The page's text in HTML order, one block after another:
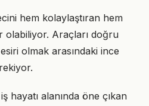
hem kolaylaştıran hem
olabiliyor. Araçları doğru
olmak arasındaki ince
hayatı alanında öne çıkan